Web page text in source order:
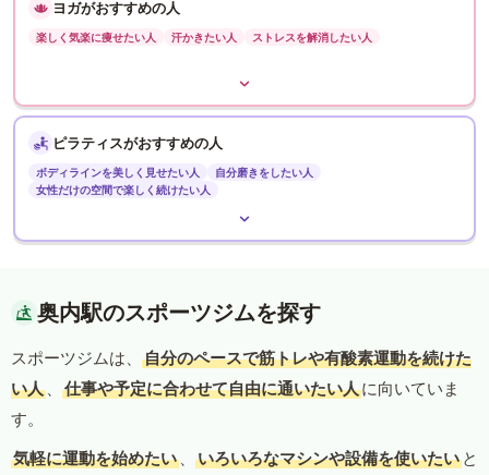
ヨガがおすすめの人
楽しく気楽に痩せたい人 汗かきたい人 ストレスを解消したい人
ピラティスがおすすめの人
ボディラインを美しく見せたい人
自分磨きをしたい人
女性だけの空間で楽しく続けたい人
奥内駅のスポーツジムを探す
スポーツジムは、
自分のペースで筋トレや有酸素運動を続けた
い人 、 仕事や予定に合わせて自由に通いたい人に向いていま
す。
気軽に運動を始めたい 、 いろいろなマシンや設備を使いたい と